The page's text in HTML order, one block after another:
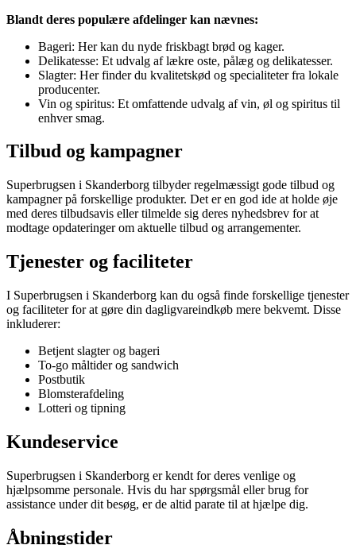
Blandt deres populære afdelinger kan nævnes:
Bageri: Her kan du nyde friskbagt brød og kager.
Delikatesse: Et udvalg af lækre oste, pålæg og delikatesser.
Slagter: Her finder du kvalitetskød og specialiteter fra lokale
producenter.
Vin og spiritus: Et omfattende udvalg af vin, øl og spiritus til
enhver smag.
Tilbud og kampagner
Superbrugsen i Skanderborg tilbyder regelmæssigt gode tilbud og
kampagner på forskellige produkter. Det er en god ide at holde øje
med deres tilbudsavis eller tilmelde sig deres nyhedsbrev for at
modtage opdateringer om aktuelle tilbud og arrangementer.
Tjenester og faciliteter
I Superbrugsen i Skanderborg kan du også finde forskellige tjenester
og faciliteter for at gøre din dagligvareindkøb mere bekvemt. Disse
inkluderer:
Betjent slagter og bageri
To-go måltider og sandwich
Postbutik
Blomsterafdeling
Lotteri og tipning
Kundeservice
Superbrugsen i Skanderborg er kendt for deres venlige og
hjælpsomme personale. Hvis du har spørgsmål eller brug for
assistance under dit besøg, er de altid parate til at hjælpe dig.
Åbningstider